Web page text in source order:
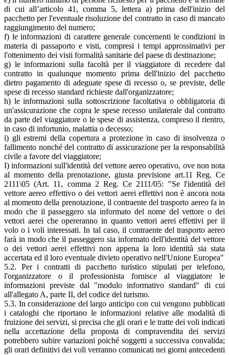
di cui all’articolo 41, comma 5, lettera a) prima dell'inizio del
pacchetto per l'eventuale risoluzione del contratto in caso di mancato
raggiungimento del numero;
f) le informazioni di carattere generale concernenti le condizioni in
materia di passaporto e visti, compresi i tempi approssimativi per
l'ottenimento dei visti formalità sanitarie del paese di destinazione;
g) le informazioni sulla facoltà per il viaggiatore di recedere dal
contratto in qualunque momento prima dell'inizio del pacchetto
dietro pagamento di adeguate spese di recesso o, se previste, delle
spese di recesso standard richieste dall'organizzatore;
h) le informazioni sulla sottoscrizione facoltativa o obbligatoria di
un'assicurazione che copra le spese recesso unilaterale dal contratto
da parte del viaggiatore o le spese di assistenza, compreso il rientro,
in caso di infortunio, malattia o decesso;
i) gli estremi della copertura a protezione in caso di insolvenza o
fallimento nonché del contratto di assicurazione per la responsabilità
civile a favore del viaggiatore;
I) informazioni sull'identità del vettore aereo operativo, ove non nota
al momento della prenotazione, giusta previsione art.11 Reg. Ce
2111\05 (Art. 11, comma 2 Reg. Ce 2111/05: "Se l'identità del
vettore aereo effettivo o dei vettori aerei effettivi non è ancora nota
al momento della prenotazione, il contraente del trasporto aereo fa in
modo che il passeggero sia informato del nome del vettore o dei
vettori aerei che opereranno in quanto vettori aerei effettivi per il
volo o i voli interessati. In tal caso, il contraente del trasporto aereo
farà in modo che il passeggero sia informato dell'identità del vettore
o dei vettori aerei effettivi non appena la loro identità sia stata
accertata ed il loro eventuale divieto operativo nell'Unione Europea"
5.2. Per i contratti di pacchetto turistico stipulati per telefono,
l'organizzatore o il professionista fornisce al viaggiatore le
informazioni previste dal "modulo informativo standard" di cui
all'allegato A, parte II, del codice del turismo.
5.3. In considerazione del largo anticipo con cui vengono pubblicati
i cataloghi che riportano le informazioni relative alle modalità di
fruizione dei servizi, si precisa che gli orari e le tratte dei voli indicati
nella accettazione della proposta di compravendita dei servizi
potrebbero subire variazioni poiché soggetti a successiva convalida;
gli orari definitivi dei voli verranno comunicati nei giorni antecedenti